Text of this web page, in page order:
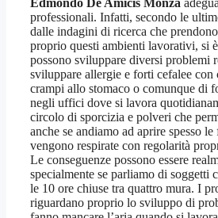
professionali. Infatti, secondo le
dalle indagini di ricerca che
proprio questi ambienti lavorativi, si
possono sviluppare diversi problemi
sviluppare allergie e forti cefalee con
crampi allo stomaco o comunque di
negli uffici dove si lavora
circolo di sporcizia e polveri che
anche se andiamo ad aprire spesso le
vengono respirate con regolarità
Le conseguenze possono essere
specialmente se parliamo di soggetti
le 10 ore chiuse tra quattro mura. I
riguardano proprio lo sviluppo di